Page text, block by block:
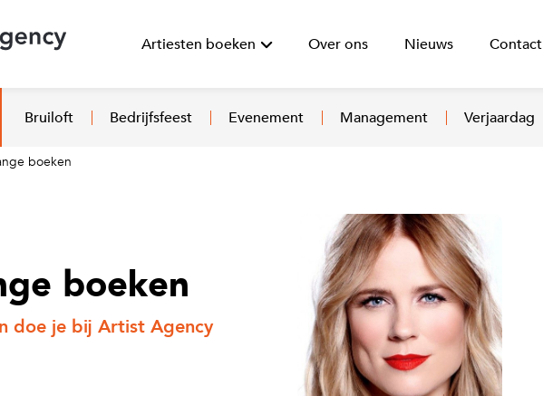
Artiesten boeken Over ons Nieuws Contact
Bruiloft Bedrijfsfeest Evenement Management Verjaardag
boeken
boeken
doe je bij Artist Agency